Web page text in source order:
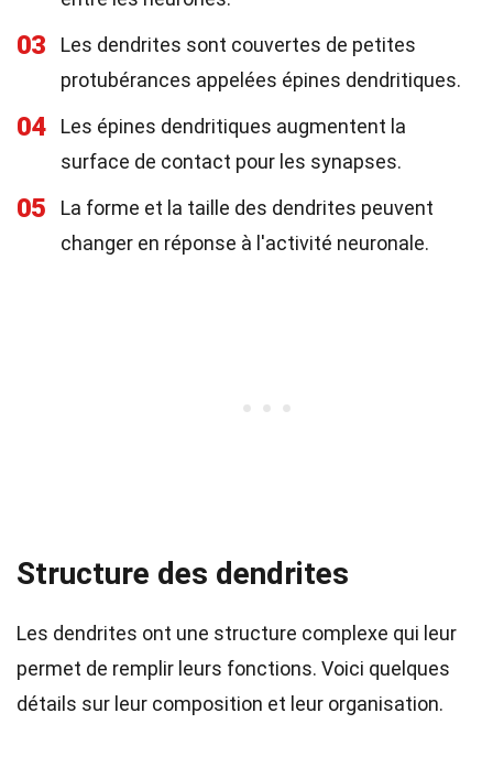
03
Les dendrites sont couvertes de petites
protubérances appelées épines dendritiques.
04
Les épines dendritiques augmentent la
surface de contact pour les synapses.
05
La forme et la taille des dendrites peuvent
changer en réponse à l'activité neuronale.
Structure des dendrites
Les dendrites ont une structure complexe qui leur
permet de remplir leurs fonctions. Voici quelques
détails sur leur composition et leur organisation.